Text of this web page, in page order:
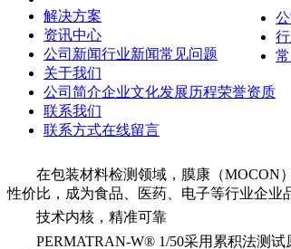
解决方案
资讯中心
公司新闻行业新闻常见问题
关于我们
公司简介企业文化发展历程荣誉资质
联系我们
联系方式在线留言
在包装材料检测领域，膜康（MOCON
性价比，成为食品、医药、电子等行业企业
技术内核，精准可靠
PERMATRAN-W® 1/50采用累积法测